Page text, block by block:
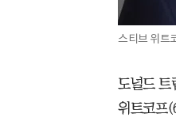
스티브 위트
도널드 트
위트코프